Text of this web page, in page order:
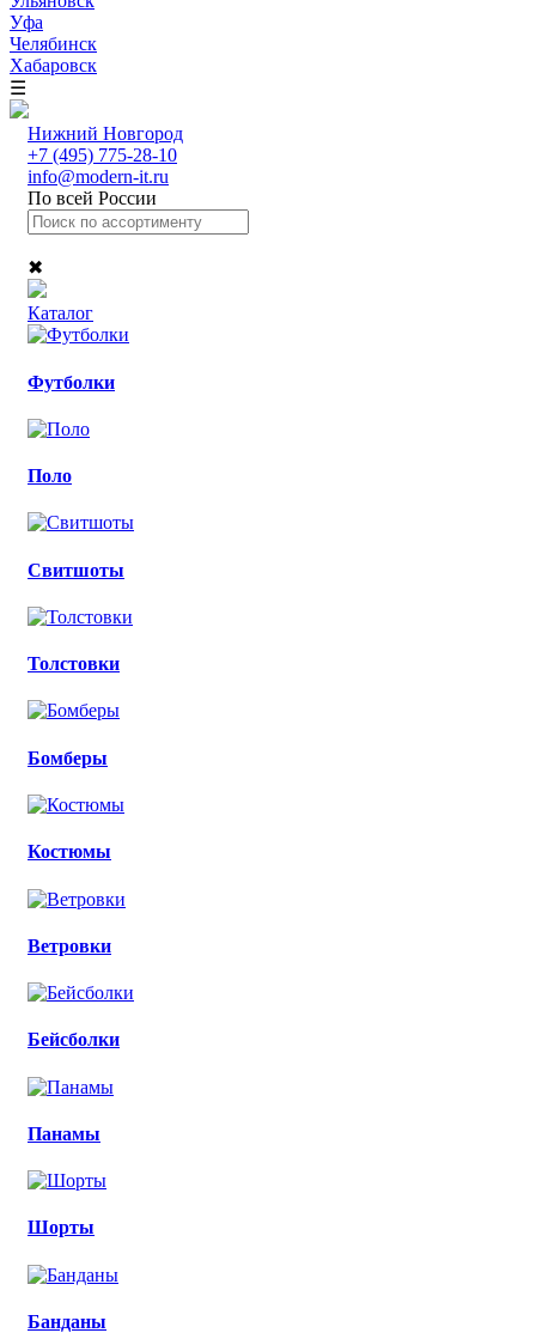
Уфа
Челябинск
Хабаровск
☰
Нижний Новгород
+7 (495) 775-28-10
info@modern-it.ru
По всей России
✖
Каталог
Футболки
Поло
Свитшоты
Толстовки
Бомберы
Костюмы
Ветровки
Бейсболки
Панамы
Шорты
Банданы